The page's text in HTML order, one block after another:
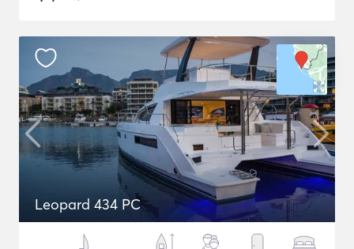
Leopard 434 PC